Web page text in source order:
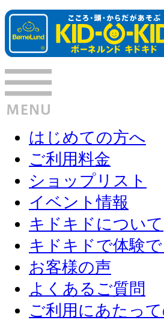
はじめての方へ
ご利用料金
ショップリスト
イベント情報
キドキドについて
キドキドで体験
お客様の声
よくあるご質問
ご利用にあたっ